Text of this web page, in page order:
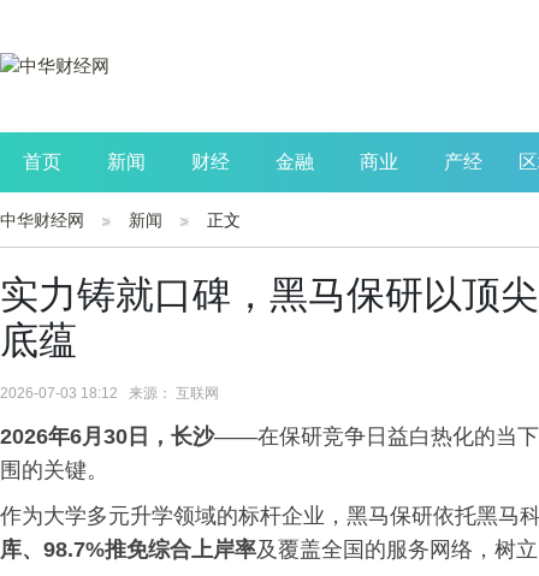
首页 新闻 财经 金融 商业 产经
公司 生活 读书
中华财经网 新闻 正文
实力铸就口碑，黑马保研以顶
底蕴
2026-07-03 18:12 来源： 互联网
2026年6月 30 日，长沙——在保研竞争日益白热化的当下
围的关键。
作为大学多元升学领域的标杆企业，黑马保研依托黑马
库、98.7%推免综合上岸率及覆盖全国的服务网络，树